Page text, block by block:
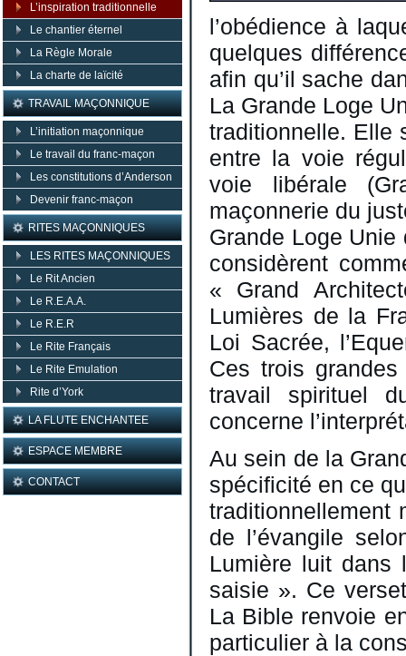
L’inspiration traditionnelle
Le chantier éternel
La Règle Morale
La charte de laïcité
TRAVAIL MAÇONNIQUE
L’initiation maçonnique
Le travail du franc-maçon
Les constitutions d’Anderson
Devenir franc-maçon
RITES MAÇONNIQUES
LES RITES MAÇONNIQUES
Le Rit Ancien
Le R.E.A.A.
Le R.E.R
Le Rite Français
Le Rite Emulation
Rite d’York
LA FLUTE ENCHANTEE
ESPACE MEMBRE
CONTACT
l’obédience à
quelques
afin qu’il sache
La Grande Loge
traditionnelle. Elle
entre la voie
voie libérale
maçonnerie du
Grande Loge Unie
considèrent
« Grand
Lumières de la
Loi Sacrée,
Ces trois
travail spirituel
concerne
Au sein de la
spécificité en ce
traditionnellement
de l’évangile
Lumière luit dans
saisie ». Ce
La Bible renvoie
particulier à la